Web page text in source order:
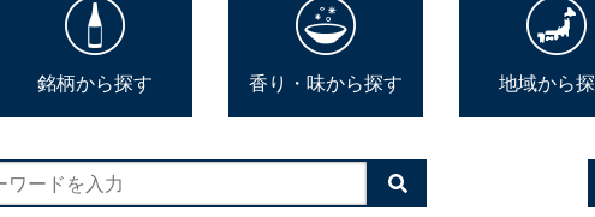
銘柄から探す 香り・味から探す 地域から
検
索